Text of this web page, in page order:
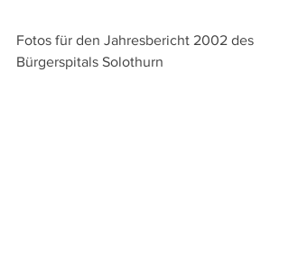
Fotos für den Jahresbericht 2002 des
Bürgerspitals Solothurn